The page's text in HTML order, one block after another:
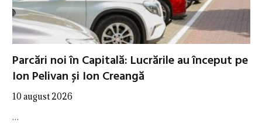
Parcări noi în Capitală: Lucrările au început pe
Ion Pelivan și Ion Creangă
10 august 2026
…